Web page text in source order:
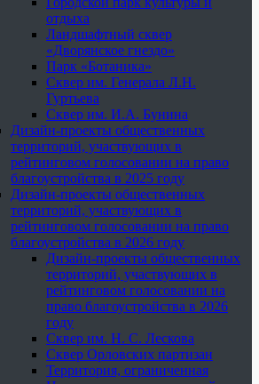
отдыха
Ландшафтный сквер
«Дворянское гнездо»
Парк «Ботаника»
Сквер им. Генерала Л.Н.
Гуртьева
Сквер им. И.А. Бунина
Дизайн-проекты общественных
территорий, участвующих в
рейтинговом голосовании на право
благоустройства в 2025 году
Дизайн-проекты общественных
территорий, участвующих в
рейтинговом голосовании на право
благоустройства в 2026 году
Дизайн-проекты общественных
территорий, участвующих в
рейтинговом голосовании на
право благоустройства в 2026
году
Сквер им. Н. С. Лескова
Сквер Орловских партизан
Территория, ограниченная